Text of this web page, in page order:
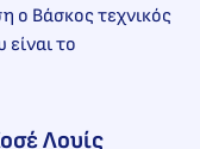
ο Βάσκος τεχνικός
το
Λουίς